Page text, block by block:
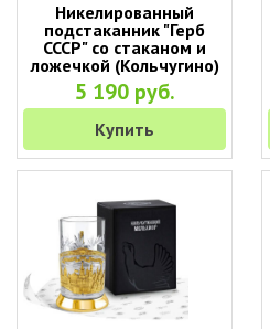
Никелированный
подстаканник "Герб
СССР" со стаканом и
ложечкой (Кольчугино)
5 190 руб.
Купить